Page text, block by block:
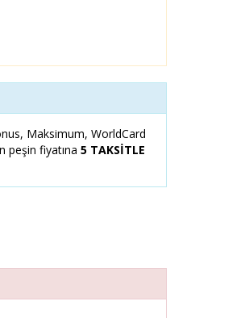
Maksimum, WorldCard
peşin fiyatına 5 TAKSİTLE